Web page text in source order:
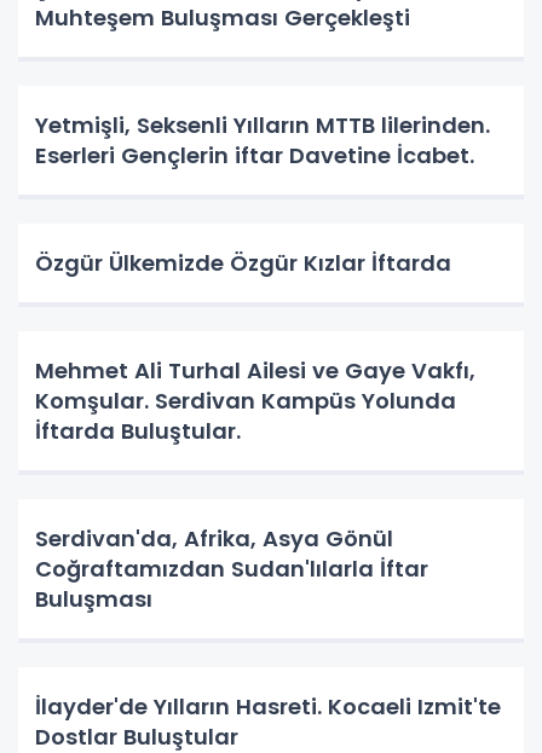
Muhteşem Buluşması Gerçekleşti
Yetmişli, Seksenli Yılların MTTB lilerinden.
Eserleri Gençlerin iftar Davetine İcabet.
Özgür Ülkemizde Özgür Kızlar İftarda
Mehmet Ali Turhal Ailesi ve Gaye Vakfı,
Komşular. Serdivan Kampüs Yolunda
İftarda Buluştular.
Serdivan'da, Afrika, Asya Gönül
Coğraftamızdan Sudan'lılarla İftar
Buluşması
İlayder'de Yılların Hasreti. Kocaeli Izmit'te
Dostlar Buluştular